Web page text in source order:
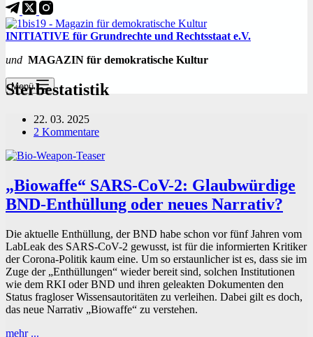
INITIATIVE für Grundrechte und Rechtsstaat e.V.
und MAGAZIN für demokratische Kultur
Menü
Sterbestatistik
22. 03. 2025
2 Kommentare
„Biowaffe“ SARS-CoV-2: Glaubwürdige
BND-Enthüllung oder neues Narrativ?
Die aktuelle Enthüllung, der BND habe schon vor fünf Jahren vom
LabLeak des SARS-CoV-2 gewusst, ist für die informierten Kritiker
der Corona-Politik kaum eine. Um so erstaunlicher ist es, dass sie im
Zuge der „Enthüllungen“ wieder bereit sind, solchen Institutionen
wie dem RKI oder BND und ihren geleakten Dokumenten den
Status fragloser Wissensautoritäten zu verleihen. Dabei gilt es doch,
das neue Narrativ „Biowaffe“ zu verstehen.
mehr ...